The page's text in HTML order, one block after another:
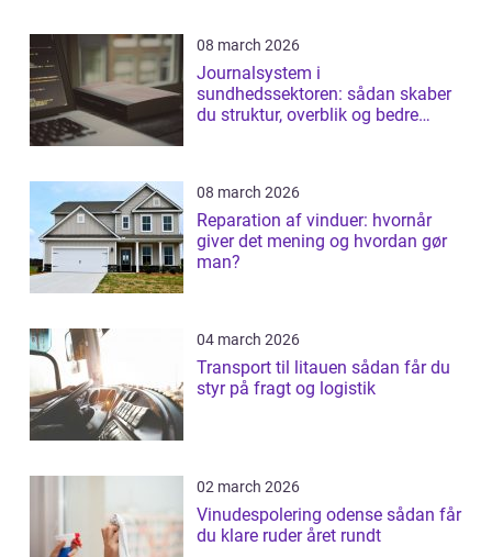
08 march 2026
Journalsystem i
sundhedssektoren: sådan skaber
du struktur, overblik og bedre
08 march 2026
Reparation af vinduer: hvornår
giver det mening og hvordan gør
man?
04 march 2026
Transport til litauen sådan får du
styr på fragt og logistik
02 march 2026
Vinudespolering odense sådan får
du klare ruder året rundt